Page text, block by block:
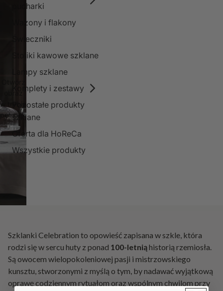
pucharki
Wazony i flakony
Świeczniki
Stoliki kawowe szklane
Lampy szklane
Komplety i zestawy
Pozostałe produkty
szklane
Oferta dla HoReCa
Wszystkie produkty
w trybie
pełnoekranowym
Szklanki Celebration to opowieść zapisana w szkle, która
rodzi się w sercu huty z ponad 100-letniąhistorią rzemiosła.
Są owocem wielopokoleniowej pasji i mistrzowskiego
kunsztu, stworzonymi z myślą o tym, by nadawać wyjątkową
oprawę codziennym rytuałom oraz wspólnym chwilom przy